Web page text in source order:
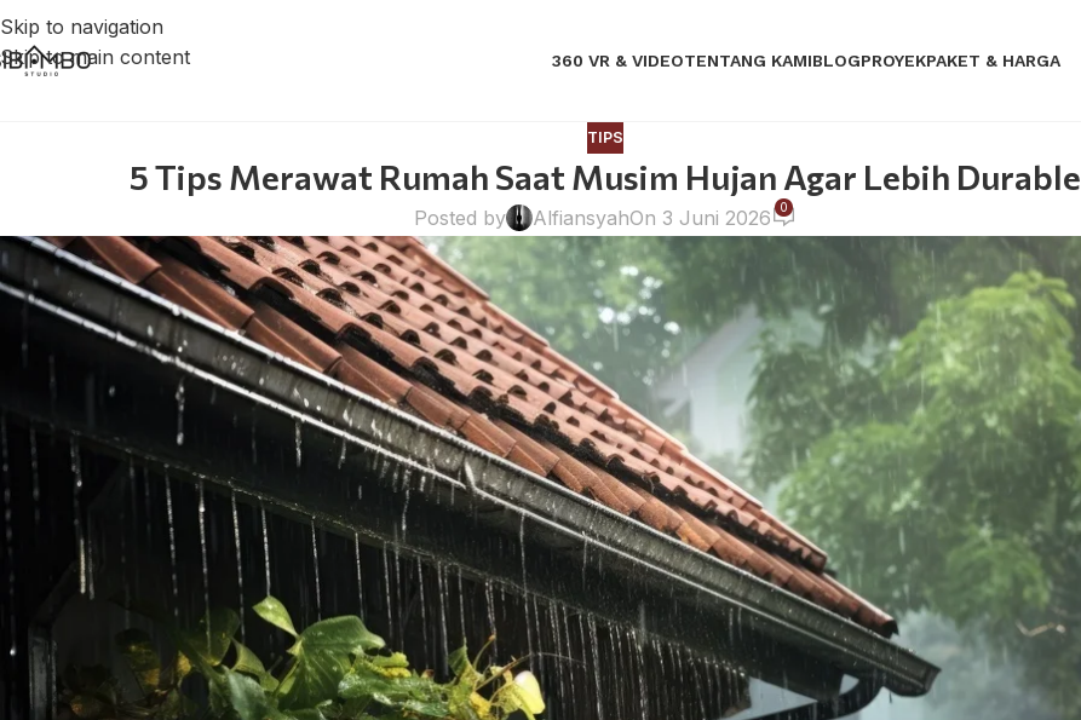
Skip to navigation
Skip to main content
360 VR & VIDEOTENTANG KAMIBLOGPROYEKPAKET & HARGA
TIPS
5 Tips Merawat Rumah Saat Musim Hujan Agar Lebih Durable
Posted by AlfiansyahOn 3 Juni 2026 0